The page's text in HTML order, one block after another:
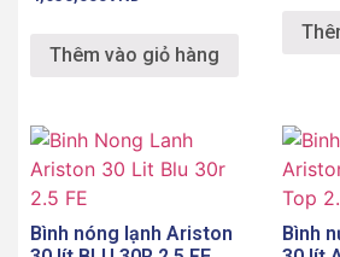
Thêm vào giỏ hàng
Bình nóng lạnh Ariston
Bình